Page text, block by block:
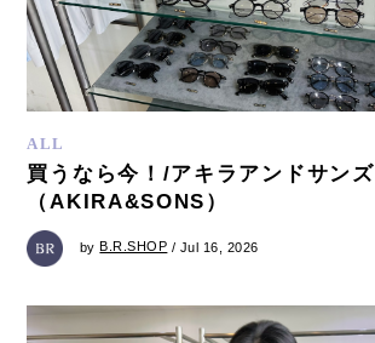
ALL
買うなら今！/アキラアンドサンズ
（AKIRA&SONS）
by B.R.SHOP / Jul 16, 2026